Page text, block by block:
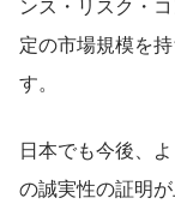
定の市場規模を
す。
日本でも今後、
の誠実性の証明